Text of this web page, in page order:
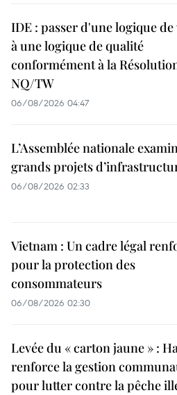
IDE : passer d'une logique
à une logique de qualité
conformément à la
NQ/TW
06/08/2026 04:47
L’Assemblée nationale
grands projets
06/08/2026 02:33
Vietnam : Un cadre légal
pour la protection des
consommateurs
06/08/2026 02:30
Levée du « carton jaune » :
renforce la gestion
pour lutter contre la pêche